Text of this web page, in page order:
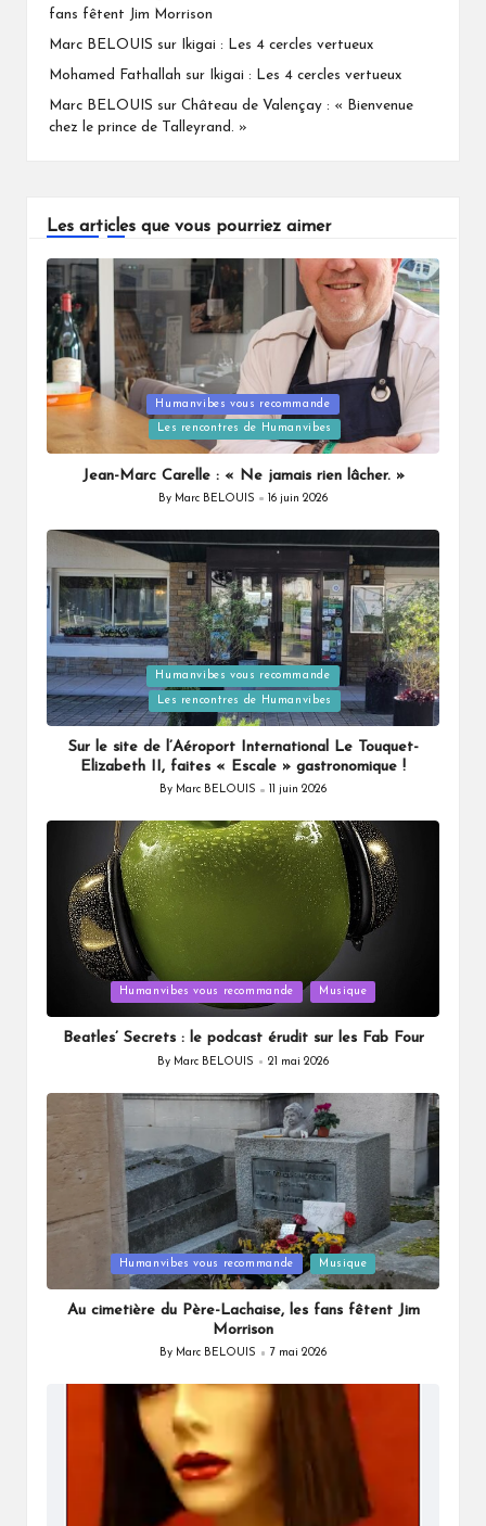
fans fêtent Jim Morrison
Marc BELOUIS sur Ikigai : Les 4 cercles vertueux
Mohamed Fathallah sur Ikigai : Les 4 cercles vertueux
Marc BELOUIS sur Château de Valençay : « Bienvenue
chez le prince de Talleyrand. »
Les articles que vous pourriez aimer
Posted
Humanvibes vous recommande
Les rencontres de Humanvibes
Jean-Marc Carelle : « Ne jamais rien lâcher. »
Posted
By Marc BELOUIS 16 juin 2026
Posted
in
Humanvibes vous recommande
Les rencontres de Humanvibes
Sur le site de l’Aéroport International Le Touquet-
Elizabeth II, faites « Escale » gastronomique !
Posted
By Marc BELOUIS 11 juin 2026
in
Humanvibes vous recommande Musique
Beatles’ Secrets : le podcast érudit sur les Fab Four
Posted
By Marc BELOUIS 21 mai 2026
in
Humanvibes vous recommande Musique
Au cimetière du Père-Lachaise, les fans fêtent Jim
Morrison
Posted
By Marc BELOUIS 7 mai 2026